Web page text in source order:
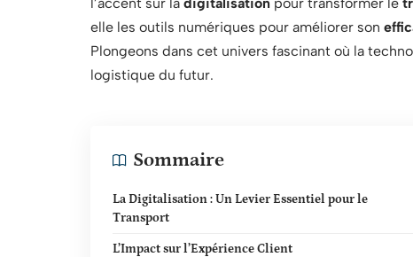
elle les outils numériques pour améliorer son
Plongeons dans cet univers fascinant où la
logistique du futur.
Sommaire
La Digitalisation : Un Levier Essentiel pour le
Transport
L’Impact sur l’Expérience Client